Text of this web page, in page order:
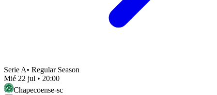
Serie A• Regular Season
Mié 22 jul • 20:00
Chapecoense-sc